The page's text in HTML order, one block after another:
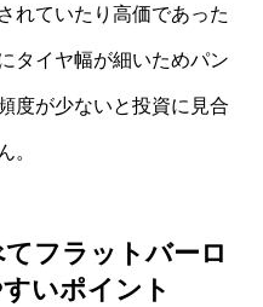
れていたり高価であった
タイヤ幅が細いためパン
度が少ないと投資に見合
。
フラットバーロ
いポイント